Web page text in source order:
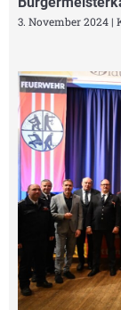
3. November 2024